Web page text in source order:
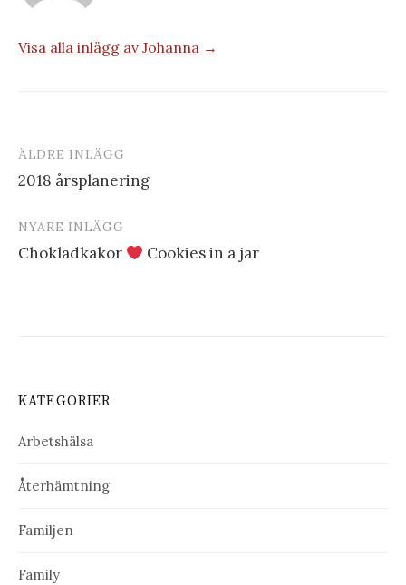
Visa alla inlägg av Johanna →
Inläggsnavigering
ÄLDRE INLÄGG
2018 årsplanering
NYARE INLÄGG
Chokladkakor Cookies in a jar
KATEGORIER
Arbetshälsa
Återhämtning
Familjen
Family